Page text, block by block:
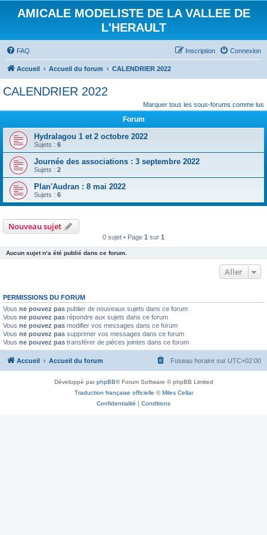
AMICALE MODELISTE DE LA VALLEE DE
L'HERAULT
FAQ Connexion
Inscription
Accueil Accueil du forum CALENDRIER 2022
CALENDRIER 2022
Marquer tous les sous-forums comme lus
Forum
Hydralagou 1 et 2 octobre 2022
Sujets : 6
Journée des associations : 3 septembre 2022
Sujets : 2
Plan'Audran : 8 mai 2022
Sujets : 6
Nouveau sujet
0 sujet • Page 1 sur 1
Aucun sujet n’a été publié dans ce forum.
Aller
PERMISSIONS DU FORUM
Vous ne pouvez pas publier de nouveaux sujets dans ce forum
Vous ne pouvez pas répondre aux sujets dans ce forum
Vous ne pouvez pas modifier vos messages dans ce forum
Vous ne pouvez pas supprimer vos messages dans ce forum
Vous ne pouvez pas transférer de pièces jointes dans ce forum
Accueil Accueil du forum Fuseau horaire sur UTC+02:00
Développé parphpBB® Forum Software © phpBB Limited
Traduction française officielle ©Miles Cellar
Confidentialité | Conditions